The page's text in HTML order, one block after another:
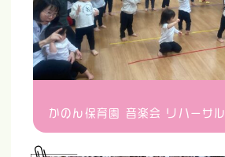
かのん保育園 音楽会 リハーサル